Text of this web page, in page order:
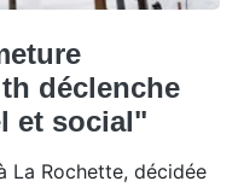
déclenche
et social"
La Rochette, décidée